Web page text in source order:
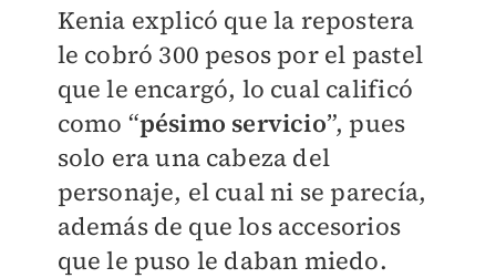
Kenia explicó que la repostera
le cobró 300 pesos por el pastel
que le encargó, lo cual calificó
como “pésimo servicio”, pues
solo era una cabeza del
personaje, el cual ni se parecía,
además de que los accesorios
que le puso le daban miedo.